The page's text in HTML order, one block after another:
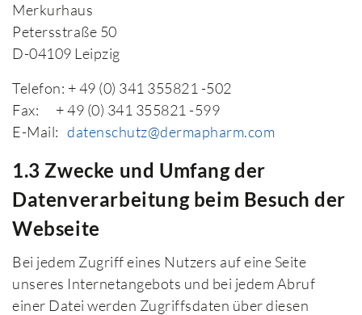
Merkurhaus
Petersstraße 50
D-04109 Leipzig
Telefon: + 49 (0) 341 355821 -502
Fax: + 49 (0) 341 355821 -599
E-Mail: datenschutz@dermapharm.com
1.3 Zwecke und Umfang der
Datenverarbeitung beim Besuch der
Webseite
Bei jedem Zugriff eines Nutzers auf eine Seite
unseres Internetangebots und bei jedem Abruf
einer Datei werden Zugriffsdaten über diesen